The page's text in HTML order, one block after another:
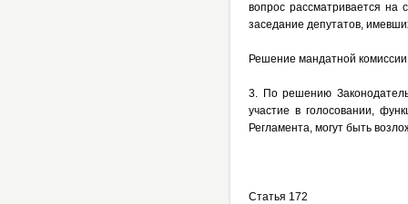
вопрос рассматривается на
заседание депутатов,
Решение мандатной
3. По решению
участие в голосовании,
Регламента, могут быть
Статья 172